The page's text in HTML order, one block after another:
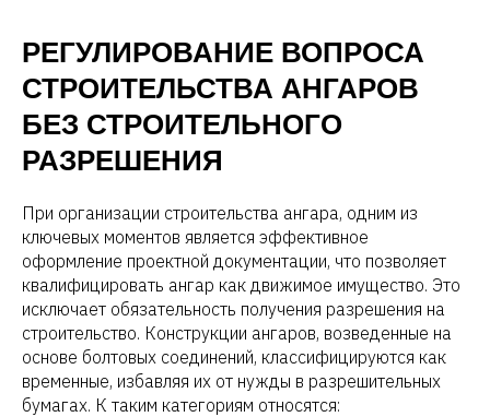
РЕГУЛИРОВАНИЕ ВОПРОСА
СТРОИТЕЛЬСТВА АНГАРОВ
БЕЗ СТРОИТЕЛЬНОГО
РАЗРЕШЕНИЯ
При организации строительства ангара, одним из
ключевых моментов является эффективное
оформление проектной документации, что позволяет
квалифицировать ангар как движимое имущество. Это
исключает обязательность получения разрешения на
строительство. Конструкции ангаров, возведенные на
основе болтовых соединений, классифицируются как
временные, избавляя их от нужды в разрешительных
бумагах. К таким категориям относятся: